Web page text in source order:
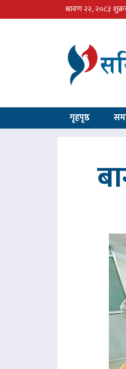
श्रावण २२, २०८३
गृहपृष्ठ